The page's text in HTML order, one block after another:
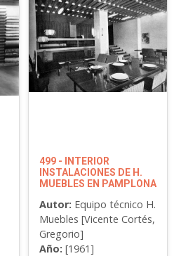
499 - INTERIOR
INSTALACIONES DE H.
MUEBLES EN PAMPLONA
Autor: Equipo técnico H.
Muebles [Vicente Cortés,
Gregorio]
Año: [1961]